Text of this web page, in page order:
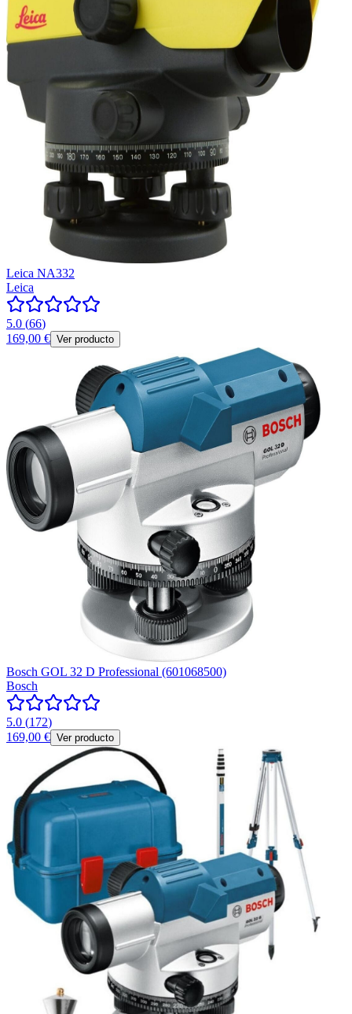
Leica NA332
Leica
5.0 (66)
169,00 € Ver producto
Bosch GOL 32 D Professional (601068500)
Bosch
5.0 (172)
169,00 € Ver producto